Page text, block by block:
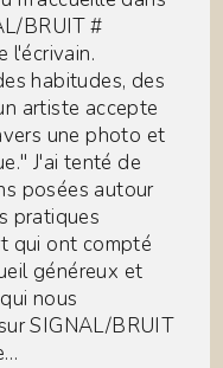
BRUIT #
l'écrivain.
habitudes, des
artiste accepte
une photo et
J'ai tenté de
posées autour
pratiques
qui ont compté
généreux et
nous
SIGNAL/BRUIT